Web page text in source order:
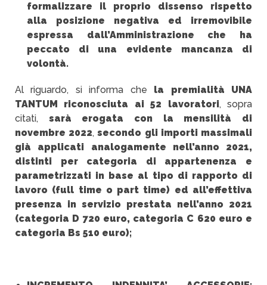
formalizzare il proprio dissenso rispetto
alla posizione negativa ed irremovibile
espressa dall’Amministrazione che ha
peccato di una evidente mancanza di
volontà.
Al riguardo, si informa che la premialità UNA
TANTUM riconosciuta ai 52 lavoratori, sopra
citati, sarà erogata con la mensilità di
novembre 2022,secondo gli importi massimali
già applicati analogamente nell’anno 2021,
distinti per categoria di appartenenza e
parametrizzati in base al tipo di rapporto di
lavoro (full time o part time) ed all’effettiva
presenza in servizio prestata nell’anno 2021
(categoria D 720 euro, categoria C 620 euro e
categoria Bs 510 euro);